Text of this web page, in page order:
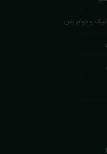
و دوام بتن